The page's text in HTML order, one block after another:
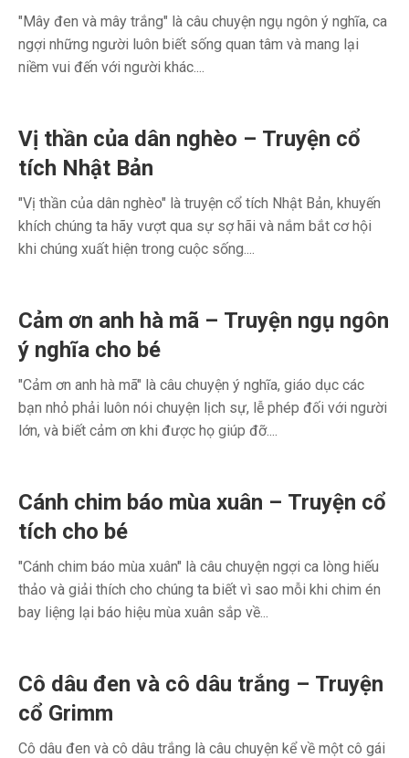
"Mây đen và mây trắng" là câu chuyện ngụ ngôn ý nghĩa, ca
ngợi những người luôn biết sống quan tâm và mang lại
niềm vui đến với người khác....
Vị thần của dân nghèo – Truyện cổ
tích Nhật Bản
"Vị thần của dân nghèo" là truyện cổ tích Nhật Bản, khuyến
khích chúng ta hãy vượt qua sự sợ hãi và nắm bắt cơ hội
khi chúng xuất hiện trong cuộc sống....
Cảm ơn anh hà mã – Truyện ngụ ngôn
ý nghĩa cho bé
"Cảm ơn anh hà mã" là câu chuyện ý nghĩa, giáo dục các
bạn nhỏ phải luôn nói chuyện lịch sự, lễ phép đối với người
lớn, và biết cảm ơn khi được họ giúp đỡ....
Cánh chim báo mùa xuân – Truyện cổ
tích cho bé
"Cánh chim báo mùa xuân" là câu chuyện ngợi ca lòng hiếu
thảo và giải thích cho chúng ta biết vì sao mỗi khi chim én
bay liệng lại báo hiệu mùa xuân sắp về...
Cô dâu đen và cô dâu trắng – Truyện
cổ Grimm
Cô dâu đen và cô dâu trắng là câu chuyện kể về một cô gái